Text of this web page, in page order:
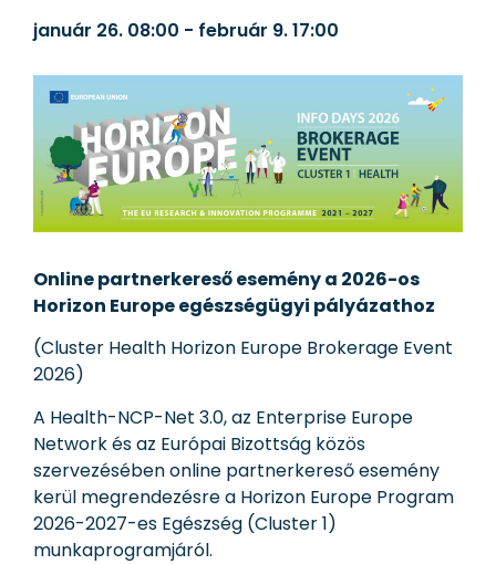
január 26. 08:00 - február 9.17:00
Online partnerkereső esemény a 2026-os
Horizon Europe egészségügyi pályázathoz
(Cluster Health Horizon Europe Brokerage Event
2026)
A Health-NCP-Net 3.0, az Enterprise Europe
Network és az Európai Bizottság közös
szervezésében online partnerkereső esemény
kerül megrendezésre a Horizon Europe Program
2026-2027-es Egészség (Cluster 1)
munkaprogramjáról.